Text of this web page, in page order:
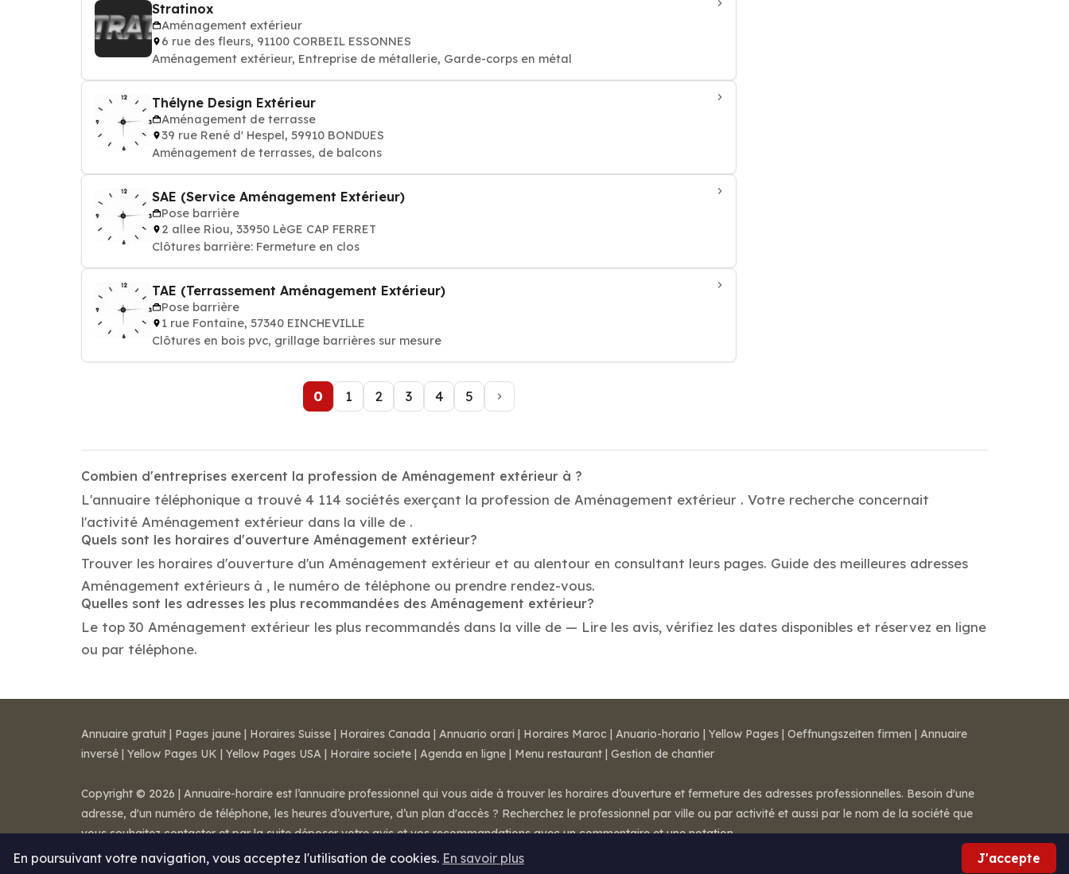
Stratinox
Aménagement extérieur
6 rue des fleurs, 91100 CORBEIL ESSONNES
Aménagement extérieur, Entreprise de métallerie, Garde-corps en métal
Thélyne Design Extérieur
Aménagement de terrasse
39 rue René d' Hespel, 59910 BONDUES
Aménagement de terrasses, de balcons
SAE (Service Aménagement Extérieur)
Pose barrière
2 allee Riou, 33950 LèGE CAP FERRET
Clôtures barrière: Fermeture en clos
TAE (Terrassement Aménagement Extérieur)
Pose barrière
1 rue Fontaine, 57340 EINCHEVILLE
Clôtures en bois pvc, grillage barrières sur mesure
0 1 2 3 4 5
Combien d'entreprises exercent la profession de Aménagement extérieur à ?
L'annuaire téléphonique a trouvé 4 114 sociétés exerçant la profession de Aménagement extérieur . Votre recherche concernait
l'activité Aménagement extérieur dans la ville de .
Quels sont les horaires d'ouverture Aménagement extérieur?
Trouver les horaires d'ouverture d'un Aménagement extérieur et au alentour en consultant leurs pages. Guide des meilleures adresses
Aménagement extérieurs à , le numéro de téléphone ou prendre rendez-vous.
Quelles sont les adresses les plus recommandées des Aménagement extérieur?
Le top 30 Aménagement extérieur les plus recommandés dans la ville de — Lire les avis, vérifiez les dates disponibles et réservez en ligne
ou par téléphone.
En poursuivant votre navigation, vous acceptez l'utilisation de cookies. En savoir plus J'accepte
Annuaire gratuit | Pages jaune | Horaires Suisse | Horaires Canada | Annuario orari | Horaires Maroc | Anuario-horario | Yellow Pages | Oeffnungszeiten firmen | Annuaire
inversé | Yellow Pages UK | Yellow Pages USA | Horaire societe | Agenda en ligne | Menu restaurant | Gestion de chantier
Copyright © 2026 | Annuaire-horaire est l’annuaire professionnel qui vous aide à trouver les horaires d’ouverture et fermeture des adresses professionnelles. Besoin d'une
adresse, d'un numéro de téléphone, les heures d’ouverture, d’un plan d'accès ? Recherchez le professionnel par ville ou par activité et aussi par le nom de la société que
vous souhaitez contacter et par la suite déposer votre avis et vos recommandations avec un commentaire et une notation.
Mentions légales-Conditions de ventes- Contact